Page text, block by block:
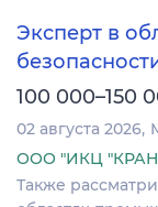
Эксперт в
100 000–150
02 августа 2026
ООО "ИКЦ
Также